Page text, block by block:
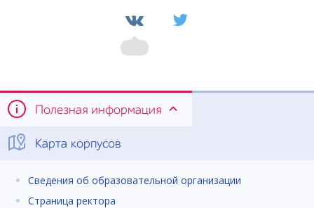
Полезная информация
Карта корпусов
Сведения об образовательной организации
Страница ректора